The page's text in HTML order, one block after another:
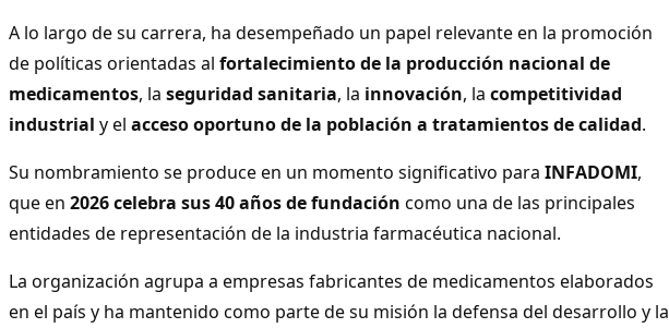
A lo largo de su carrera, ha desempeñado un papel relevante en la promoción
de políticas orientadas al fortalecimiento de la producción nacional de
medicamentos, la seguridad sanitaria, la innovación, la competitividad
industrial y el acceso oportuno de la población a tratamientos de calidad.
Su nombramiento se produce en un momento significativo para INFADOMI,
que en 2026 celebra sus 40 años de fundación como una de las principales
entidades de representación de la industria farmacéutica nacional.
La organización agrupa a empresas fabricantes de medicamentos elaborados
en el país y ha mantenido como parte de su misión la defensa del desarrollo y la